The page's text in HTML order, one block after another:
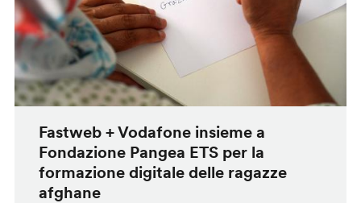
Fastweb + Vodafone insieme a
Fondazione Pangea ETS per la
formazione digitale delle ragazze
afghane